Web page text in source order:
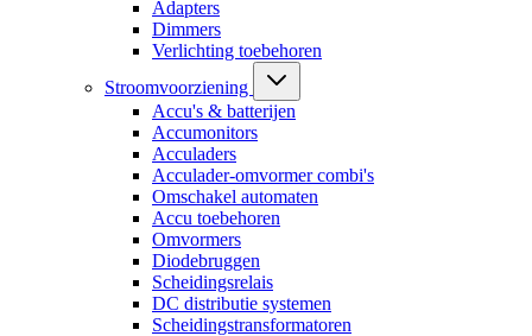
Adapters
Dimmers
Verlichting toebehoren
Stroomvoorziening
Accu's & batterijen
Accumonitors
Acculaders
Acculader-omvormer combi's
Omschakel automaten
Accu toebehoren
Omvormers
Diodebruggen
Scheidingsrelais
DC distributie systemen
Scheidingstransformatoren